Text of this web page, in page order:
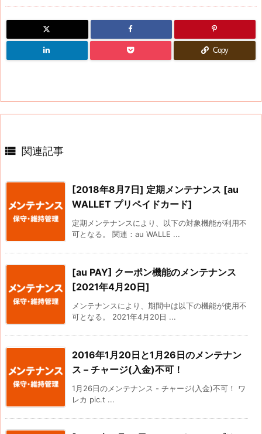
Copy
 関連記事
[2018年8月7日] 定期メンテナンス [au
WALLET プリペイドカード]
定期メンテナンスにより、以下の対象機能が利用不
可となる。 関連：au WALLE ...
[au PAY] クーポン機能のメンテナンス
[2021年4月20日]
メンテナンスにより、期間中は以下の機能が使用不
可となる。 2021年4月20日 ...
2016年1月20日と1月26日のメンテナン
ス – チャージ(入金)不可！
1月26日のメンテナンス - チャージ(入金)不可！ ワ
レカ pic.t ...